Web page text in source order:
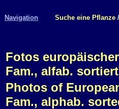
Navigation Suche eine Pflanze
Fotos
Fam., alfab.
Photos of
Fam., alphab.